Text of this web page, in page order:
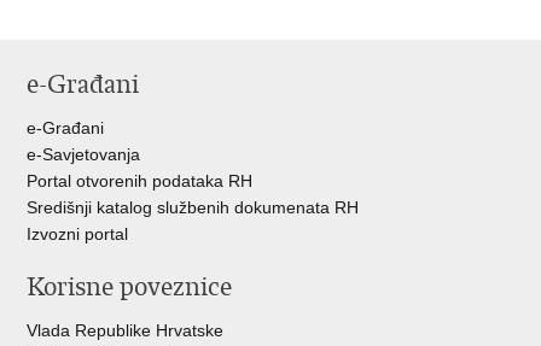
e-Građani
e-Građani
e-Savjetovanja
Portal otvorenih podataka RH
Središnji katalog službenih dokumenata RH
Izvozni portal
Korisne poveznice
Vlada Republike Hrvatske